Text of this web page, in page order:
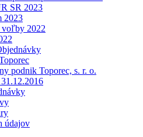
SR 2023
2023
voľby 2022
podnik Toporec, s. r. o.
údajov